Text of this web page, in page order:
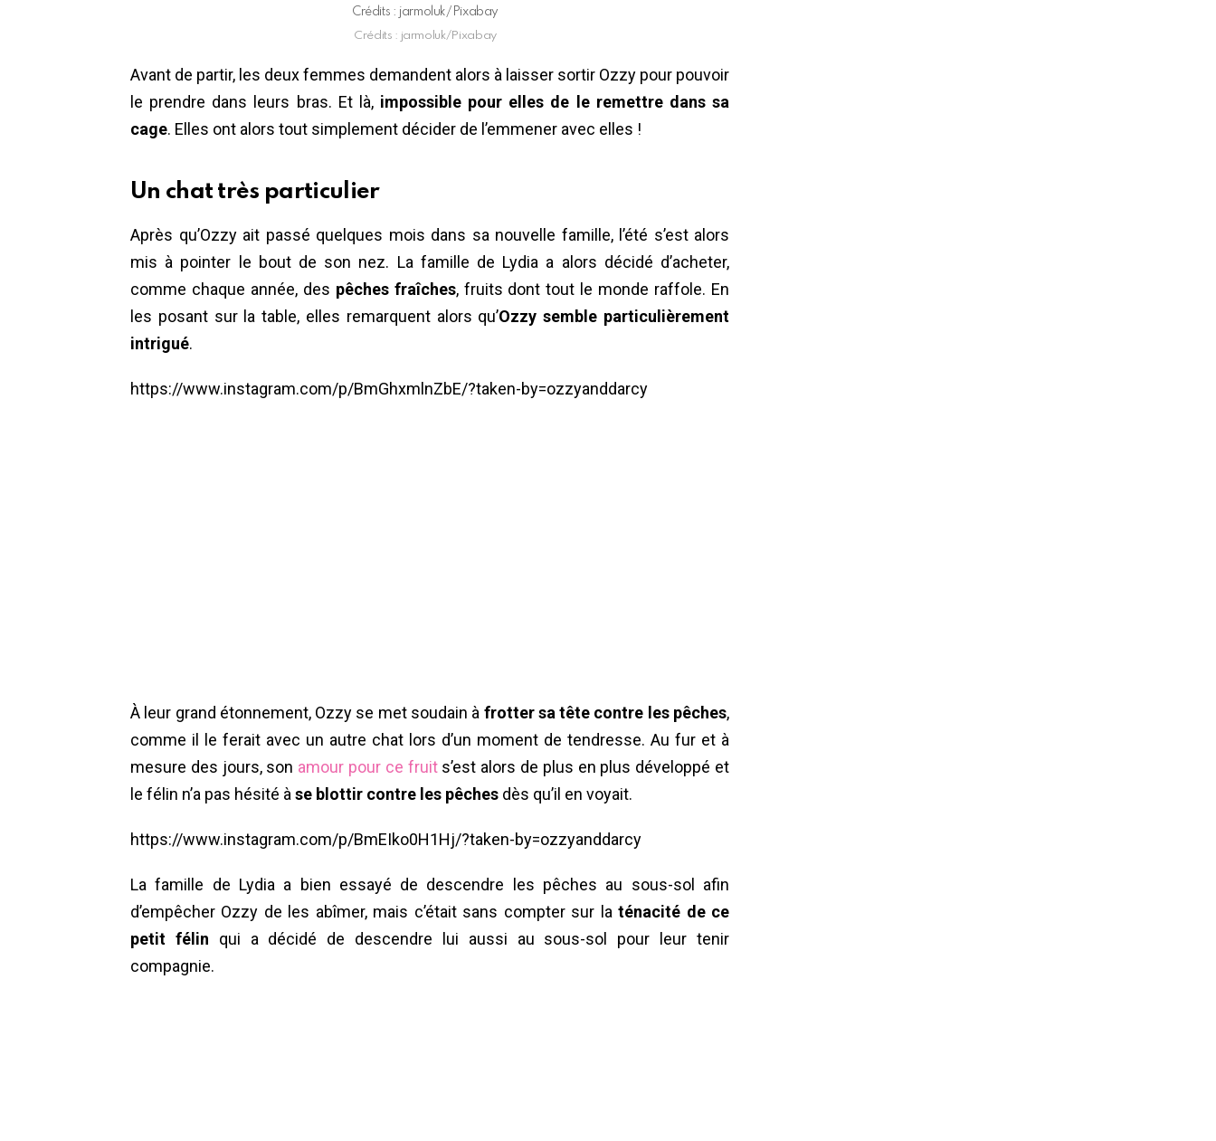
Crédits : jarmoluk/Pixabay
Crédits : jarmoluk/Pixabay
Avant de partir, les deux femmes demandent alors à laisser sortir Ozzy pour pouvoir
le prendre dans leurs bras. Et là, impossible pour elles de le remettre dans sa
cage. Elles ont alors tout simplement décider de l’emmener avec elles !
Un chat très particulier
Après qu’Ozzy ait passé quelques mois dans sa nouvelle famille, l’été s’est alors
mis à pointer le bout de son nez. La famille de Lydia a alors décidé d’acheter,
comme chaque année, des pêches fraîches, fruits dont tout le monde raffole. En
les posant sur la table, elles remarquent alors qu’Ozzy semble particulièrement
intrigué.
https://www.instagram.com/p/BmGhxmlnZbE/?taken-by=ozzyanddarcy
À leur grand étonnement, Ozzy se met soudain à frotter sa tête contre les pêches,
comme il le ferait avec un autre chat lors d’un moment de tendresse. Au fur et à
mesure des jours, son amour pour ce fruits’est alors de plus en plus développé et
le félin n’a pas hésité à se blottir contre les pêches dès qu’il en voyait.
https://www.instagram.com/p/BmEIko0H1Hj/?taken-by=ozzyanddarcy
La famille de Lydia a bien essayé de descendre les pêches au sous-sol afin
d’empêcher Ozzy de les abîmer, mais c’était sans compter sur laténacité de ce
petit félin qui a décidé de descendre lui aussi au sous-sol pour leur tenir
compagnie.